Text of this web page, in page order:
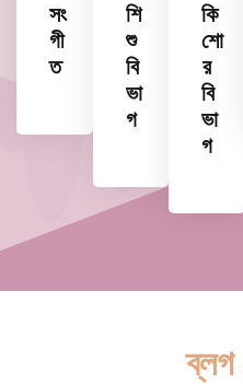
সং
গী
ত
শি
শু
বি
ভা
গ
কি
শো
র
বি
ভা
গ
ব্লগ